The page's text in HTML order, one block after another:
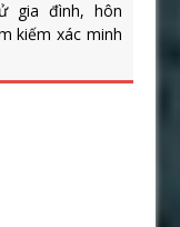
gia đình, hôn
kiếm xác minh